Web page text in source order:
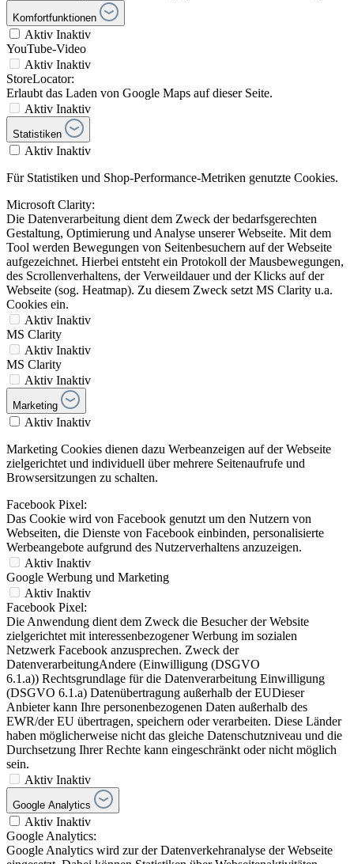
Komfortfunktionen
Aktiv Inaktiv
YouTube-Video
Aktiv Inaktiv
StoreLocator:
Erlaubt das Laden von Google Maps auf dieser Seite.
Aktiv Inaktiv
Statistiken
Aktiv Inaktiv
Für Statistiken und Shop-Performance-Metriken genutzte Cookies.
Microsoft Clarity:
Die Datenverarbeitung dient dem Zweck der bedarfsgerechten
Gestaltung, Optimierung und Analyse unserer Webseite. Mit dem
Tool werden Bewegungen von Seitenbesuchern auf der Webseite
aufgezeichnet. Hierbei entsteht ein Protokoll der Mausbewegungen,
des Scrollenverhaltens, der Verweildauer und der Klicks auf der
Webseite (sog. Heatmap). Zu diesem Zweck setzt MS Clarity u.a.
Cookies ein.
Aktiv Inaktiv
MS Clarity
Aktiv Inaktiv
MS Clarity
Aktiv Inaktiv
Marketing
Aktiv Inaktiv
Marketing Cookies dienen dazu Werbeanzeigen auf der Webseite
zielgerichtet und individuell über mehrere Seitenaufrufe und
Browsersitzungen zu schalten.
Facebook Pixel:
Das Cookie wird von Facebook genutzt um den Nutzern von
Webseiten, die Dienste von Facebook einbinden, personalisierte
Werbeangebote aufgrund des Nutzerverhaltens anzuzeigen.
Aktiv Inaktiv
Google Werbung und Marketing
Aktiv Inaktiv
Facebook Pixel:
Die Anwendung dient dem Zweck die Besucher der Website
zielgerichtet mit interessenbezogener Werbung im sozialen
Netzwerk Facebook anzusprechen. Zweck der
DatenverarbeitungAndere (Einwilligung (DSGVO
6.1.a)) Rechtsgrundlage für die Datenverarbeitung Einwilligung
(DSGVO 6.1.a) Datenübertragung außerhalb der EUDieser
Anbieter kann Ihre personenbezogenen Daten außerhalb des
EWR/der EU übertragen, speichern oder verarbeiten. Diese Länder
haben möglicherweise nicht das gleiche Datenschutzniveau und die
Durchsetzung Ihrer Rechte kann eingeschränkt oder nicht möglich
sein.
Aktiv Inaktiv
Google Analytics
Aktiv Inaktiv
Google Analytics:
Google Analytics wird zur der Datenverkehranalyse der Webseite